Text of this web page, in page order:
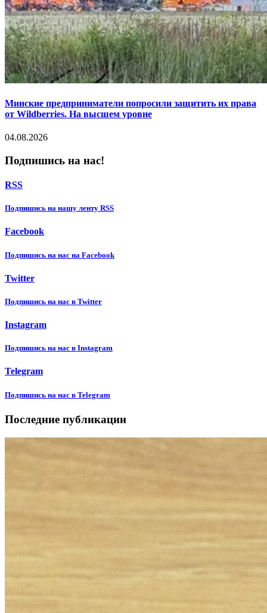
Минские предприниматели попросили защитить их права
от Wildberries. На высшем уровне
04.08.2026
Подпишись на нас!
RSS
Подпишиcь на нашу ленту RSS
Facebook
Подпишиcь на нас на Facebook
Twitter
Подпишиcь на нас в Twitter
Instagram
Подпишиcь на нас в Instagram
Telegram
Подпишиcь на нас в Telegram
Последние публикации